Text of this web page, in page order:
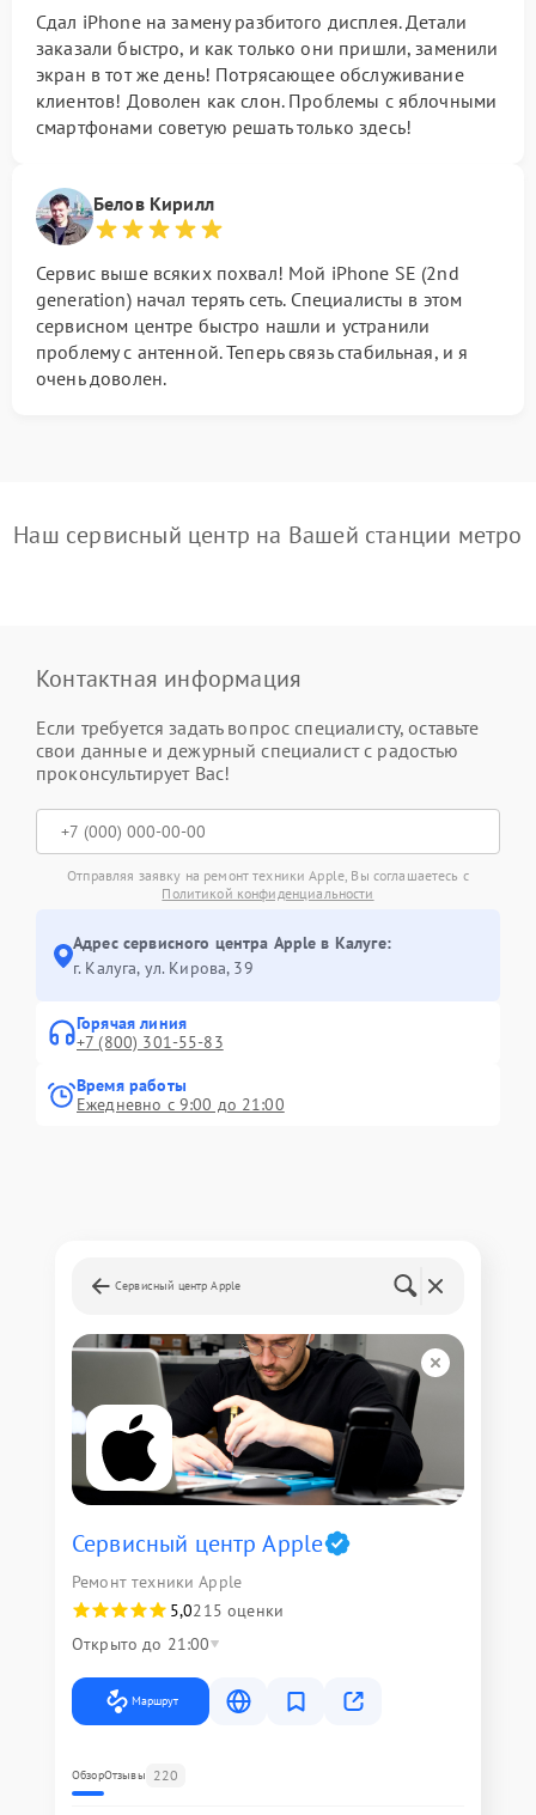
Сдал iPhone на замену разбитого дисплея. Детали
заказали быстро, и как только они пришли, заменили
экран в тот же день! Потрясающее обслуживание
клиентов! Доволен как слон. Проблемы с яблочными
смартфонами советую решать только здесь!
Белов Кирилл
Сервис выше всяких похвал! Мой iPhone SE (2nd
generation) начал терять сеть. Специалисты в этом
сервисном центре быстро нашли и устранили
проблему с антенной. Теперь связь стабильная, и я
очень доволен.
Наш сервисный центр на Вашей станции метро
Контактная информация
Если требуется задать вопрос специалисту, оставьте
свои данные и дежурный специалист с радостью
проконсультирует Вас!
Отправляя заявку на ремонт техники Apple, Вы соглашаетесь с
Политикой конфиденциальности
Адрес сервисного центра Apple в Калуге:
г. Калуга, ул. Кирова, 39
Горячая линия
+7 (800) 301-55-83
Время работы
Ежедневно с 9:00 до 21:00
Сервисный центр Apple
Сервисный центр Apple
Ремонт техники Apple
5,0215 оценки
Открыто до 21:00
Маршрут
ОбзорОтзывы 220